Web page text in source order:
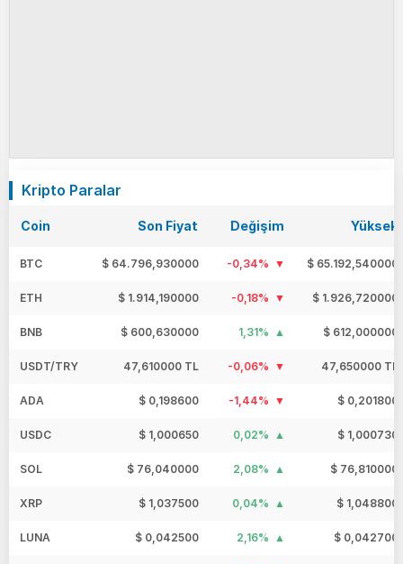
Kripto Paralar
Coin Son Fiyat Değişim Yüksek
BTC $ 64.796,930000 -0,34% $ 65.192,540000
ETH $ 1.914,190000 -0,18% $ 1.926,720000
BNB $ 600,630000 1,31% $ 612,000000
USDT/TRY 47,610000 TL -0,06% 47,650000 TL
ADA $ 0,198600 -1,44% $ 0,201800
USDC $ 1,000650 0,02% $ 1,000730
SOL $ 76,040000 2,08% $ 76,810000
XRP $ 1,037500 0,04% $ 1,048800
LUNA $ 0,042500 2,16% $ 0,042700